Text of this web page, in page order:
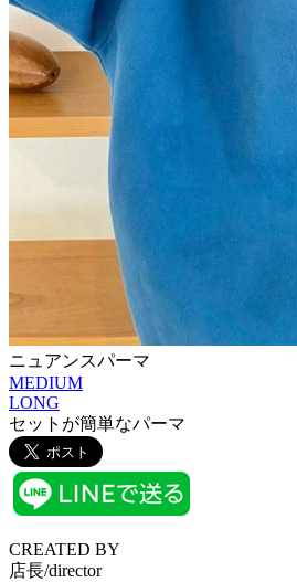
ニュアンスパーマ
MEDIUM
LONG
セットが簡単なパーマ
CREATED BY
店長/director